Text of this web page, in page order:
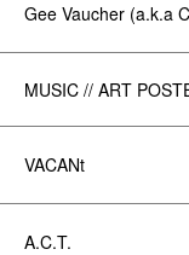
Gee Vaucher (a.k.a
MUSIC // ART
VACANt
A.C.T.